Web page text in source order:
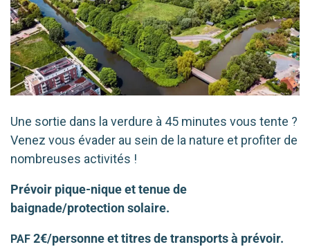
Une sor­tie dans la ver­dure à 45 minutes vous tente ?
Venez vous éva­der au sein de la nature et pro­fi­ter de
nom­breuses activités !
Prévoir pique-nique et tenue de
baignade/protection solaire.
PAF 2€/personne et titres de trans­ports à prévoir.